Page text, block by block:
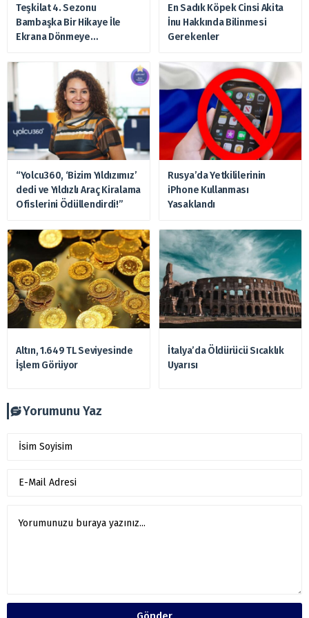
Teşkilat 4. Sezonu
Bambaşka Bir Hikaye İle
Ekrana Dönmeye
En Sadık Köpek Cinsi Akita
İnu Hakkında Bilinmesi
Gerekenler
“Yolcu360, ‘Bizim Yıldızımız’
dedi ve Yıldızlı Araç Kiralama
Ofislerini Ödüllendirdi!”
Rusya’da Yetkililerinin
iPhone Kullanması
Yasaklandı
Altın, 1.649 TL Seviyesinde
İşlem Görüyor
İtalya’da Öldürücü Sıcaklık
Uyarısı
Yorumunu Yaz